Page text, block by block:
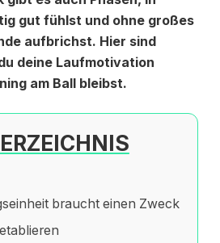
gut fühlst und ohne großes
aufbrichst. Hier sind
deine Laufmotivation
am Ball bleibst.
braucht einen Zweck